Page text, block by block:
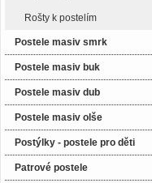
Rošty k postelím
Postele masiv smrk
Postele masiv buk
Postele masiv dub
Postele masiv olše
Postýlky - postele pro děti
Patrové postele